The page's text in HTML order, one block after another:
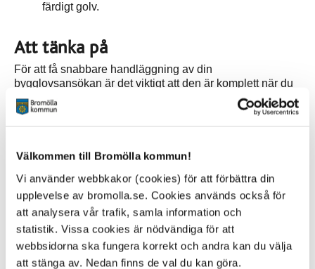
Välkommen till Bromölla kommun!
Vi använder webbkakor (cookies) för att förbättra din
upplevelse av bromolla.se. Cookies används också för
att analysera vår trafik, samla information och
statistik. Vissa cookies är nödvändiga för att
webbsidorna ska fungera korrekt och andra kan du välja
att stänga av. Nedan finns de val du kan göra.
färdigt golv.
Att tänka på
För att få snabbare handläggning av din
bygglovsansökan är det viktigt att den är komplett när du
lämnar in den.
även dem. Skicka med måttsatta ritningar på skylten,
fotomontage och situationsplan där du redovisar skyltens
läge. Det finns en särskild blankett på kommunens
hemsida när man ansöker om bygglov för skyltar.
När din ansökan kommit in granskar vi den. Vi kan då
behöva ta kontakt med dina grannar och/eller berörda